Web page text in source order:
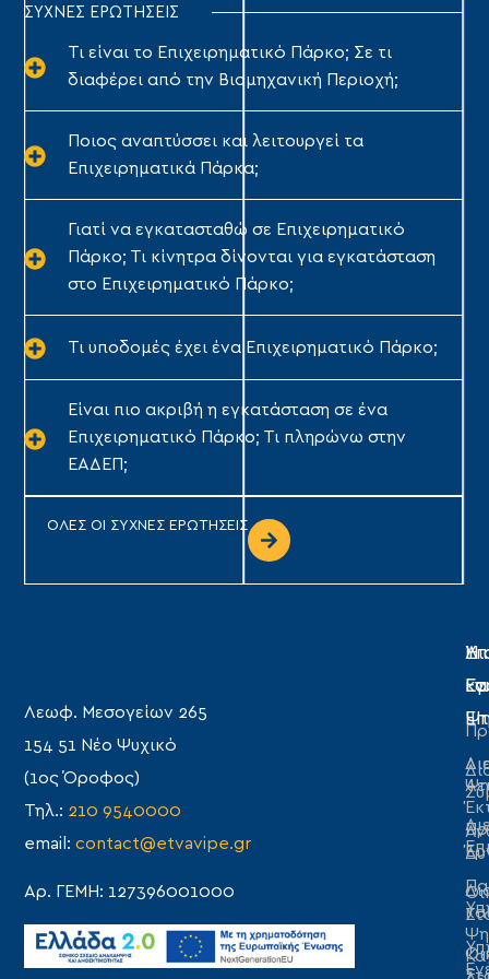
ΣΥΧΝΕΣ ΕΡΩΤΗΣΕΙΣ
Τι είναι το Επιχειρηματικό Πάρκο; Σε τι
διαφέρει από την Βιομηχανική Περιοχή;
Ποιος αναπτύσσει και λειτουργεί τα
Επιχειρηματικά Πάρκα;
Γιατί να εγκατασταθώ σε Επιχειρηματικό
Πάρκο; Τι κίνητρα δίνονται για εγκατάσταση
στο Επιχειρηματικό Πάρκο;
Τι υποδομές έχει ένα Επιχειρηματικό Πάρκο;
Είναι πιο ακριβή η εγκατάσταση σε ένα
Επιχειρηματικό Πάρκο; Τι πληρώνω στην
ΕΑΔΕΠ;
ΟΛΕΣ ΟΙ ΣΥΧΝΕΣ ΕΡΩΤΗΣΕΙΣ
Λεωφ. Μεσογείων 265
154 51 Νέο Ψυχικό
(1ος Όροφος)
Τηλ.: 210 9540000
email:contact@etvavipe.gr
Αρ. ΓΕΜΗ: 127396001000
Η